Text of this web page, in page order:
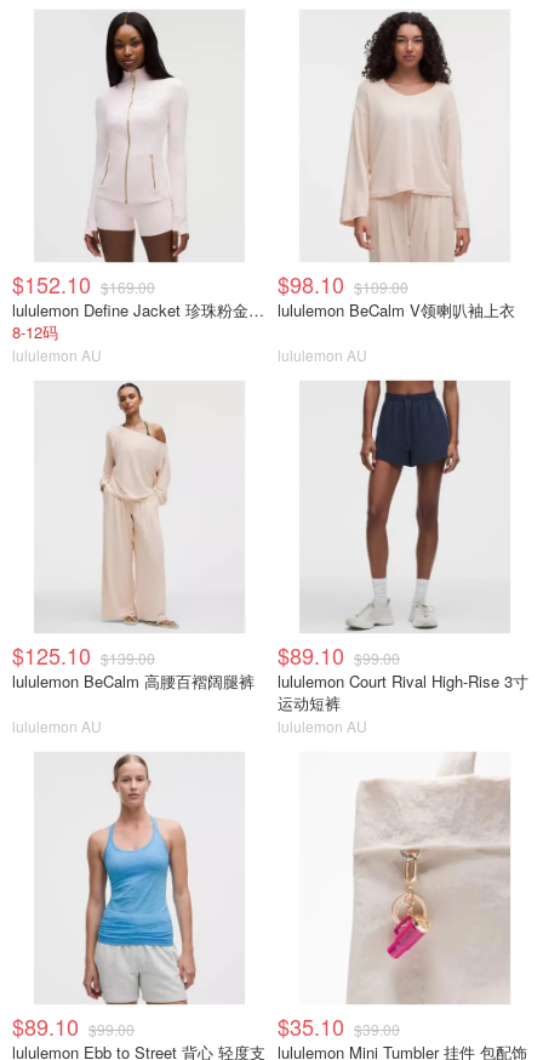
$152.10 $169.00
lululemon Define Jacket 珍珠粉金拉链
8-12码
lululemon AU
$98.10 $109.00
lululemon BeCalm V领喇叭袖上衣
lululemon AU
$125.10 $139.00
lululemon BeCalm 高腰百褶阔腿裤
lululemon AU
$89.10 $99.00
lululemon Court Rival High-Rise 3寸
运动短裤
lululemon AU
$89.10 $99.00
lululemon Ebb to Street 背心 轻度支
$35.10 $39.00
lululemon Mini Tumbler 挂件 包配饰